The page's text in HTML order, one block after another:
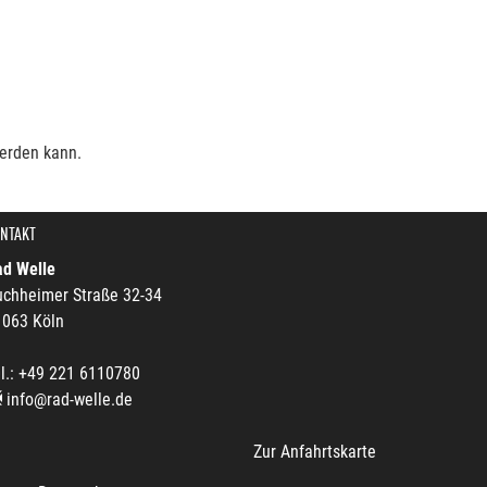
kann.
Welle
Straße 32-34
Köln
+49 221 6110780
info@rad-welle.de
Zur Anfahrtskarte